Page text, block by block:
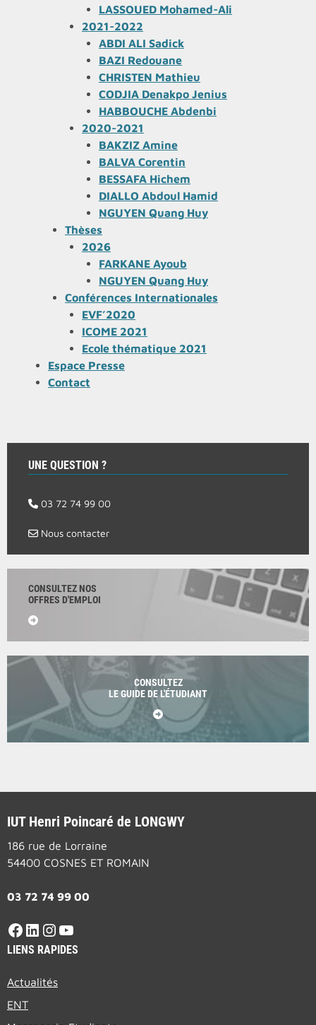
LASSOUED Mohamed-Ali
2021-2022
ABDI ALI Sadick
BAZI Redouane
CHRISTEN Mathieu
CODJIA Denakpo Jenius
HABBOUCHE Abdenbi
2020-2021
BAKZIZ Amine
BALVA Corentin
BESSAFA Hichem
DIALLO Abdoul Hamid
NGUYEN Quang Huy
Thèses
2026
FARKANE Ayoub
NGUYEN Quang Huy
Conférences Internationales
EVF’2020
ICOME 2021
Ecole thématique 2021
Espace Presse
Contact
UNE QUESTION ?
03 72 74 99 00
Nous contacter
CONSULTEZ NOS
OFFRES D'EMPLOI
CONSULTEZ
LE GUIDE DE L'ÉTUDIANT
IUT Henri Poincaré de LONGWY
186 rue de Lorraine
54400 COSNES ET ROMAIN
03 72 74 99 00
LIENS RAPIDES
Actualités
ENT